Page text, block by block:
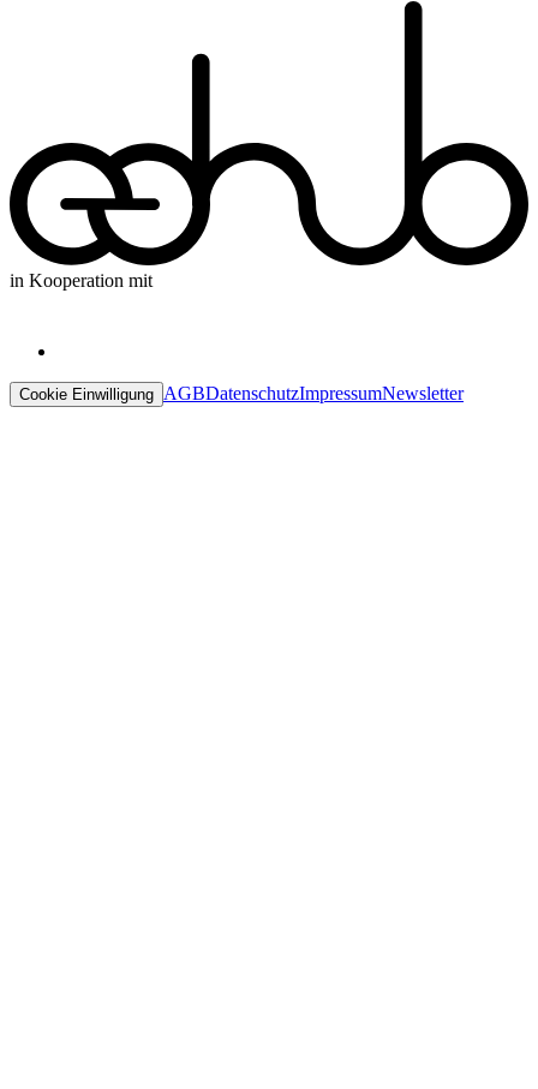
in Kooperation mit
Cookie Einwilligung AGBDatenschutzImpressumNewsletter